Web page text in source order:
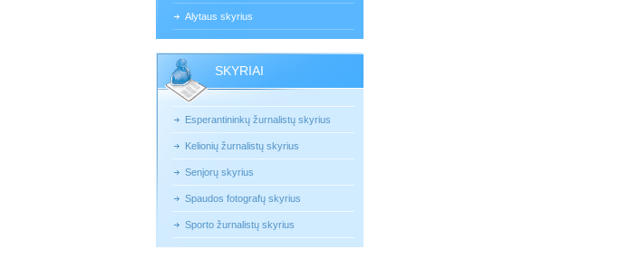
Alytaus skyrius
SKYRIAI
Esperantininkų žurnalistų skyrius
Kelionių žurnalistų skyrius
Senjorų skyrius
Spaudos fotografų skyrius
Sporto žurnalistų skyrius